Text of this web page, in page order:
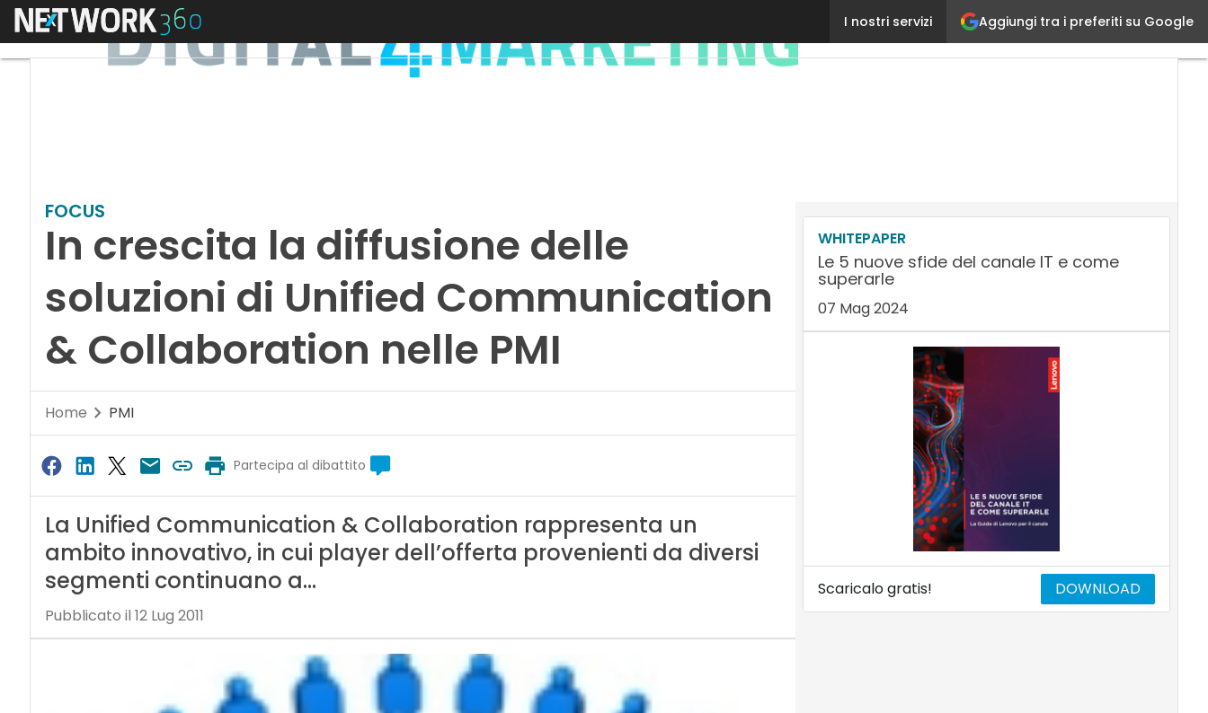
Aggiungi tra i preferiti su Google
I nostri servizi
Menu In crescita la diffusione delle soluzioni di Unified
FOCUS
In crescita la diffusione delle
soluzioni di Unified Communication
& Collaboration nelle PMI
Home PMI
Partecipa al dibattito
La Unified Communication & Collaboration rappresenta un
ambito innovativo, in cui player dell’offerta provenienti da diversi
segmenti continuano a…
Pubblicato il 12 Lug 2011
WHITEPAPER
Le 5 nuove sfide del canale IT e come
superarle
07 Mag 2024
Scaricalo gratis! DOWNLOAD